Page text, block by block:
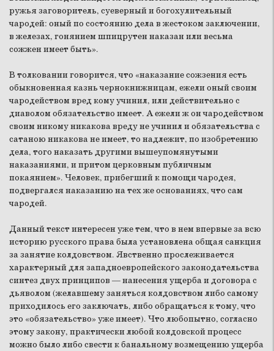
ружья заговоритель, суеверный и богохулительный
чародей: оный по состоянию дела в жестоком заключении,
в железах, гонянием шпицрутен наказан или весьма
сожжен имеет быть».
В толковании говорится, что «наказание сожзения есть
обыкновенная казнь чернокнижницам, ежели оный своим
чародейством вред кому учинил, или действительно с
диаволом обязательство имеет. А ежели ж он чародейством
своим никому никакова вреду не учинил и обязательства с
сатаною никакова не имеет, то надлежит, по изобретению
дела, того наказать другими вышеупомянутыми
наказаниями, и притом церковным публичным
покаянием». Человек, прибегший к помощи чародея,
подвергался наказанию на тех же основаниях, что сам
чародей.
Данный текст интересен уже тем, что в нем впервые за всю
историю русского права была установлена общая санкция
за занятие колдовством. Явственно прослеживается
характерный для западноевропейского законодательства
синтез двух принципов — нанесения ущерба и договора с
дьяволом (желавшему заняться колдовством либо самому
приходилось его заключать, либо обращаться к тому, что
это «обязательство» уже имеет). Что любопытно, согласно
этому закону, практически любой колдовской процесс
можно было либо свести к банальному возмещению ущерба